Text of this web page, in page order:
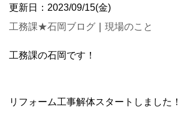
更新日：2023/09/15(金)
工務課★石岡ブログ
現場のこと
工務課の石岡です！
リフォーム工事解体スタートしました！